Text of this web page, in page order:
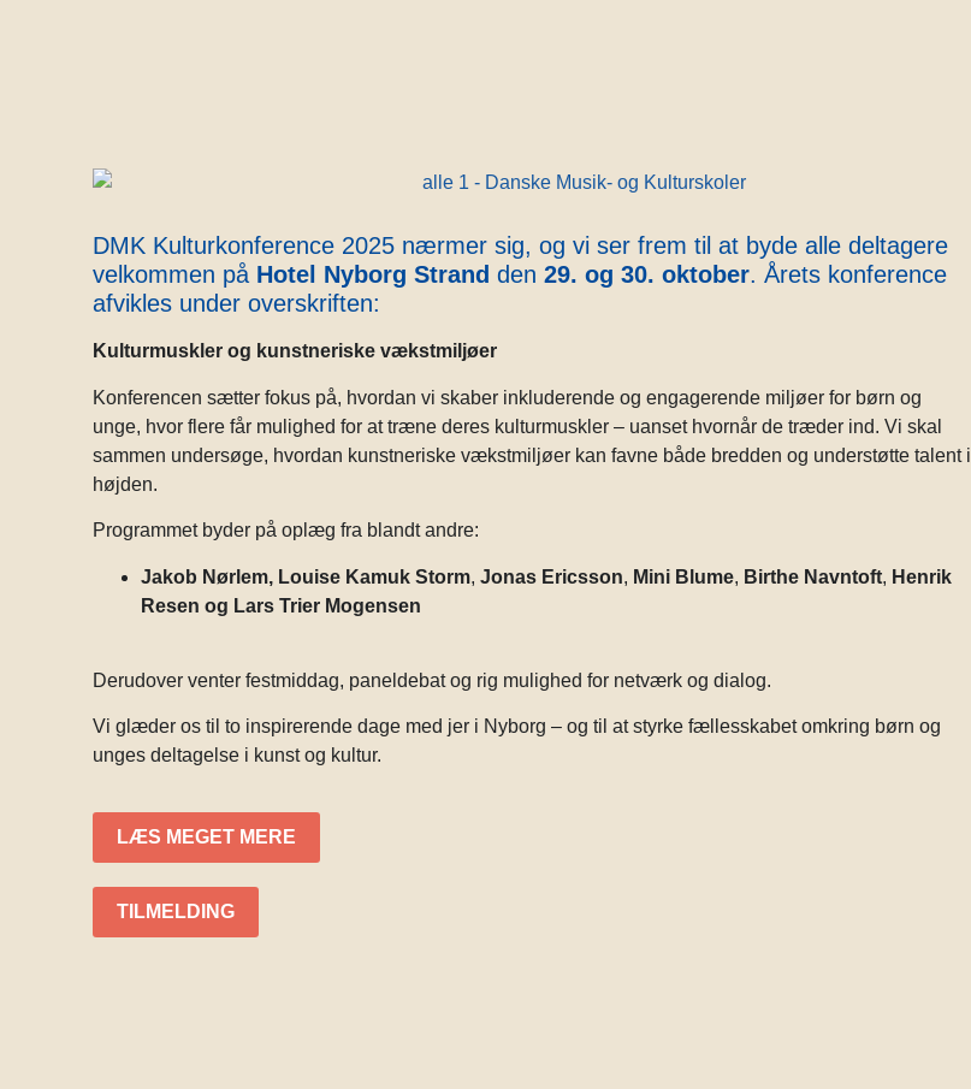
DMK Kulturkonference 2025 nærmer sig, og vi ser frem til at byde alle deltagere
velkommen på Hotel Nyborg Strand den29. og 30. oktober. Årets konference
afvikles under overskriften:
Kulturmuskler og kunstneriske vækstmiljøer
Konferencen sætter fokus på, hvordan vi skaber inkluderende og engagerende miljøer for børn og
unge, hvor flere får mulighed for at træne deres kulturmuskler – uanset hvornår de træder ind. Vi skal
sammen undersøge, hvordan kunstneriske vækstmiljøer kan favne både bredden og understøtte talent i
højden.
Programmet byder på oplæg fra blandt andre:
Jakob Nørlem, Louise Kamuk Storm,Jonas Ericsson, Mini Blume, Birthe Navntoft, Henrik
Resen og Lars Trier Mogensen
Derudover venter festmiddag, paneldebat og rig mulighed for netværk og dialog.
Vi glæder os til to inspirerende dage med jer i Nyborg – og til at styrke fællesskabet omkring børn og
unges deltagelse i kunst og kultur.
LÆS MEGET MERE
TILMELDING